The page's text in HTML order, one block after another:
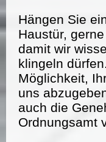
Hängen Sie
Haustür,
damit wir
klingeln
Möglichkeit,
uns
auch die
Ordnungsamt